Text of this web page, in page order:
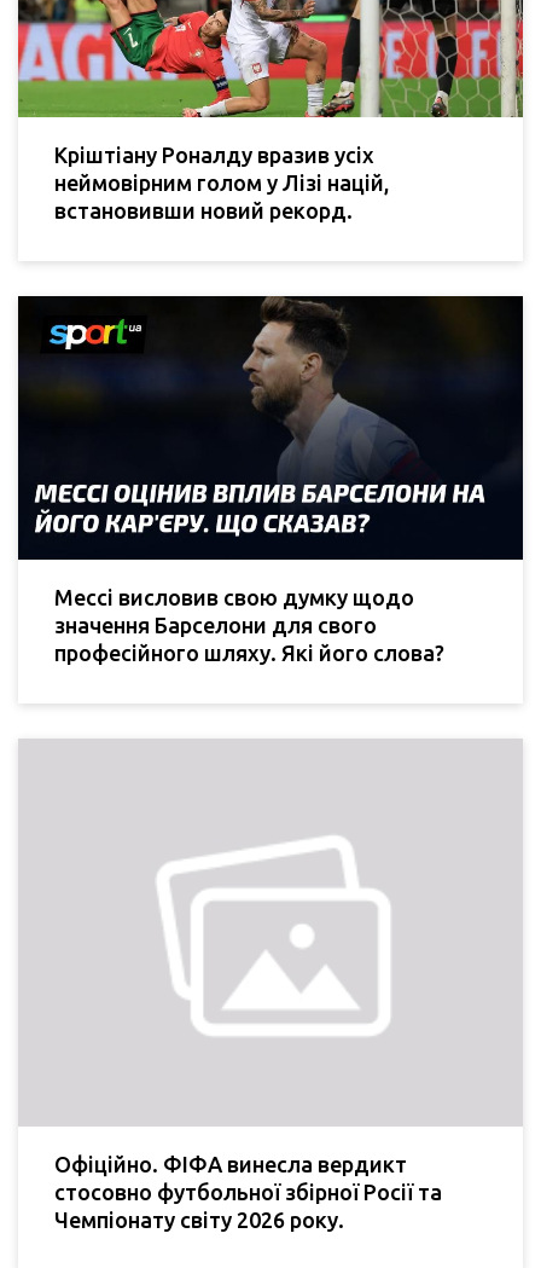
Кріштіану Роналду вразив усіх
неймовірним голом у Лізі націй,
встановивши новий рекорд.
Мессі висловив свою думку щодо
значення Барселони для свого
професійного шляху. Які його слова?
Офіційно. ФІФА винесла вердикт
стосовно футбольної збірної Росії та
Чемпіонату світу 2026 року.